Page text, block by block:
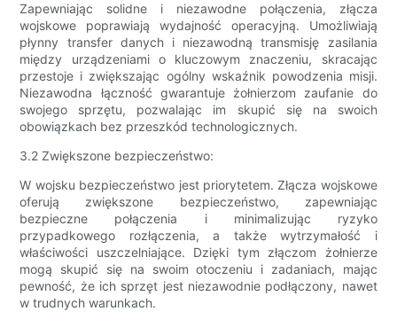
Zapewniając solidne i niezawodne połączenia, złącza
wojskowe poprawiają wydajność operacyjną. Umożliwiają
płynny transfer danych i niezawodną transmisję zasilania
między urządzeniami o kluczowym znaczeniu, skracając
przestoje i zwiększając ogólny wskaźnik powodzenia misji.
Niezawodna łączność gwarantuje żołnierzom zaufanie do
swojego sprzętu, pozwalając im skupić się na swoich
obowiązkach bez przeszkód technologicznych.
3.2 Zwiększone bezpieczeństwo:
W wojsku bezpieczeństwo jest priorytetem. Złącza wojskowe
oferują zwiększone bezpieczeństwo, zapewniając
bezpieczne połączenia i minimalizując ryzyko
przypadkowego rozłączenia, a także wytrzymałość i
właściwości uszczelniające. Dzięki tym złączom żołnierze
mogą skupić się na swoim otoczeniu i zadaniach, mając
pewność, że ich sprzęt jest niezawodnie podłączony, nawet
w trudnych warunkach.